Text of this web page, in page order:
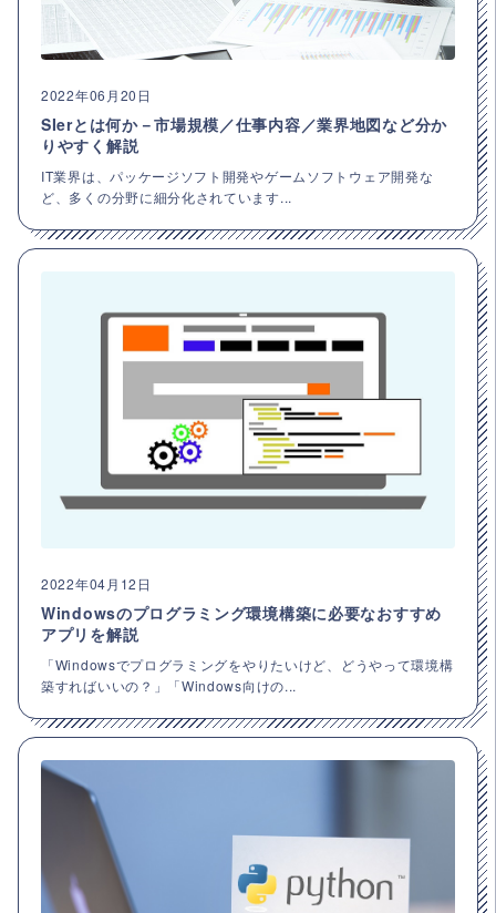
2022年06月20日
SIerとは何か－市場規模／仕事内容／業界地図など分か
りやすく解説
IT業界は、パッケージソフト開発やゲームソフトウェア開発な
ど、多くの分野に細分化されています...
2022年04月12日
Windowsのプログラミング環境構築に必要なおすすめ
アプリを解説
「Windowsでプログラミングをやりたいけど、どうやって環境構
築すればいいの？」「Windows向けの...